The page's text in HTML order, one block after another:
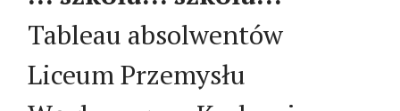
Tableau absolwentów
Liceum Przemysłu